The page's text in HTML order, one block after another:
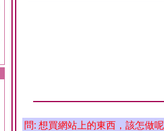
問: 想買網站上的東西，該怎做